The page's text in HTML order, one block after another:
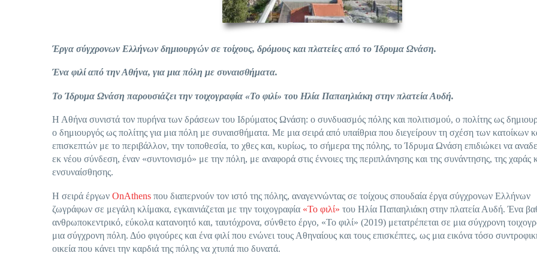
Έργα σύγχρονων Ελλήνων δημιουργών σε τοίχους, δρόμους και πλατείες από το Ίδρυμα Ωνάση.
Ένα φιλί από την Αθήνα, για μια πόλη με συναισθήματα.
Το Ίδρυμα Ωνάση παρουσιάζει την τοιχογραφία «Το φιλί» του Ηλία Παπαηλιάκη στην πλατεία Αυδή.
Η Αθήνα συνιστά τον πυρήνα των δράσεων του Ιδρύματος Ωνάση: ο συνδυασμός πόλης και πολιτισμού, ο πολίτης ως
ο δημιουργός ως πολίτης για μια πόλη με συναισθήματα. Με μια σειρά από υπαίθρια που διεγείρουν τη σχέση των κατοίκων
επισκεπτών με το περιβάλλον, την τοποθεσία, το χθες και, κυρίως, το σήμερα της πόλης, το Ίδρυμα Ωνάση επιδιώκει να
εκ νέου σύνδεση, έναν «συντονισμό» με την πόλη, με αναφορά στις έννοιες της περιπλάνησης και της συνάντησης, της χαράς
ενσυναίσθησης.
Η σειρά έργων OnAthens που διαπερνούν τον ιστό της πόλης, αναγεννώντας σε τοίχους σπουδαία έργα σύγχρονων Ελλήνων
ζωγράφων σε μεγάλη κλίμακα, εγκαινιάζεται με την τοιχογραφία «Το φιλί» του Ηλία Παπαηλιάκη στην πλατεία Αυδή. Ένα
ανθρωποκεντρικό, εύκολα κατανοητό και, ταυτόχρονα, σύνθετο έργο, «Το φιλί» (2019) μετατρέπεται σε μια σύγχρονη
μια σύγχρονη πόλη. Δύο φιγούρες και ένα φιλί που ενώνει τους Αθηναίους και τους επισκέπτες, ως μια εικόνα τόσο
οικεία που κάνει την καρδιά της πόλης να χτυπά πιο δυνατά.